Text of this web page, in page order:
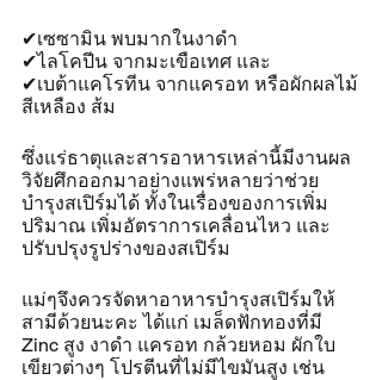
✔เซซามิน พบมากในงาดำ
✔ไลโคปีน จากมะเขือเทศ และ
✔เบต้าแคโรทีน จากแครอท หรือผักผลไม้
สีเหลือง ส้ม
ซึ่งแร่ธาตุและสารอาหารเหล่านี้มีงานผล
วิจัยศึกออกมาอย่างแพร่หลายว่าช่วย
บำรุงสเปิร์มได้ ทั้งในเรื่องของการเพิ่ม
ปริมาณ เพิ่มอัตราการเคลื่อนไหว และ
ปรับปรุงรูปร่างของสเปิร์ม
แม่ๆจึงควรจัดหาอาหารบำรุงสเปิร์มให้
สามีด้วยนะคะ ได้แก่ เมล็ดฟักทองที่มี
Zinc สูง งาดำ แครอท กล้วยหอม ผักใบ
เขียวต่างๆ โปรตีนที่ไม่มีไขมันสูง เช่น